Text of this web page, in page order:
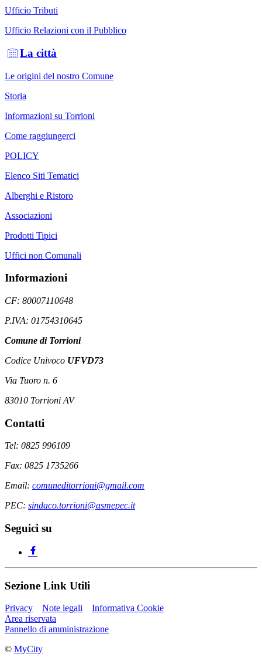
Ufficio Tributi
Ufficio Relazioni con il Pubblico
La città
Le origini del nostro Comune
Storia
Informazioni su Torrioni
Come raggiungerci
POLICY
Elenco Siti Tematici
Alberghi e Ristoro
Associazioni
Prodotti Tipici
Uffici non Comunali
Informazioni
CF: 80007110648
P.IVA: 01754310645
Comune di Torrioni
Codice Univoco UFVD73
Via Tuoro n. 6
83010 Torrioni AV
Contatti
Tel: 0825 996109
Fax: 0825 1735266
Email: comuneditorrioni@gmail.com
PEC: sindaco.torrioni@asmepec.it
Seguici su
Sezione Link Utili
Privacy Note legali
Informativa Cookie
Area riservata
Pannello di amministrazione
© MyCity